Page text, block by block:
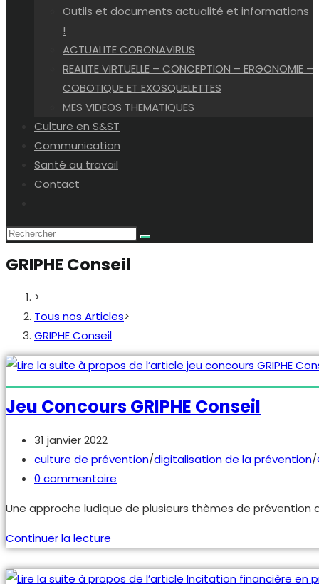
Outils et documents actualité et informations
!
ACTUALITE CORONAVIRUS
REALITE VIRTUELLE – CONCEPTION – ERGONOMIE –
COBOTIQUE ET EXOSQUELETTES
MES VIDEOS THEMATIQUES
Culture en S&ST
Communication
Santé au travail
Contact
search
GRIPHE Conseil
>
Tous nos Articles>
GRIPHE Conseil
Jeu Concours GRIPHE Conseil
Publication
publiée :
31 janvier 2022
Post
category:
culture de prévention/digitalisation de la prévention/
Commentaires
la
publication :
0 commentaire
Une approche ludique de plusieurs thèmes de prévention
Continuer la lecture
GRIPHE